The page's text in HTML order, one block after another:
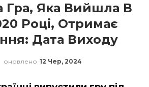
Гра, Яка Вийшла В
Році, Отримає
Дата Виходу
оновлено 12 Чер, 2024